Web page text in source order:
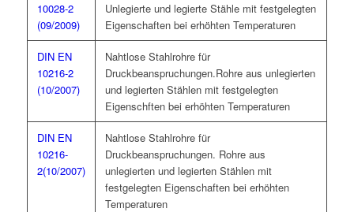
10028-2
(09/2009)
Unlegierte und legierte Stähle mit festgelegten
Eigenschaften bei erhöhten Temperaturen
DIN EN
10216-2
(10/2007)
Nahtlose Stahlrohre für
Druckbeanspruchungen.Rohre aus unlegierten
und legierten Stählen mit festgelegten
Eigenschften bei erhöhten Temperaturen
DIN EN
10216-
2(10/2007)
Nahtlose Stahlrohre für
Druckbeanspruchungen. Rohre aus
unlegierten und legierten Stählen mit
festgelegten Eigenschaften bei erhöhten
Temperaturen